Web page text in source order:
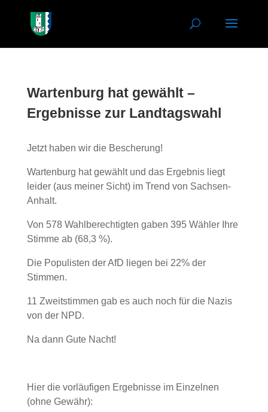
Wartenburg hat gewählt –
Ergebnisse zur Landtagswahl
Jetzt haben wir die Bescherung!
Wartenburg hat gewählt und das Ergebnis liegt
leider (aus meiner Sicht) im Trend von Sachsen-
Anhalt.
Von 578 Wahlberechtigten gaben 395 Wähler Ihre
Stimme ab (68,3 %).
Die Populisten der AfD liegen bei 22% der
Stimmen.
11 Zweitstimmen gab es auch noch für die Nazis
von der NPD.
Na dann Gute Nacht!
Hier die vorläufigen Ergebnisse im Einzelnen
(ohne Gewähr):